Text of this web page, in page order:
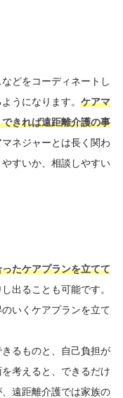
どをコーディネートし
うになります。 ケアマ
きれば遠距離介護の事
ネジャーとは長く関わ
すいか、相談しやすい
たケアプランを立てて
出ることも可能です。
いくケアプランを立て
るものと、自己負担が
考えると、できるだけ
遠距離介護では家族の